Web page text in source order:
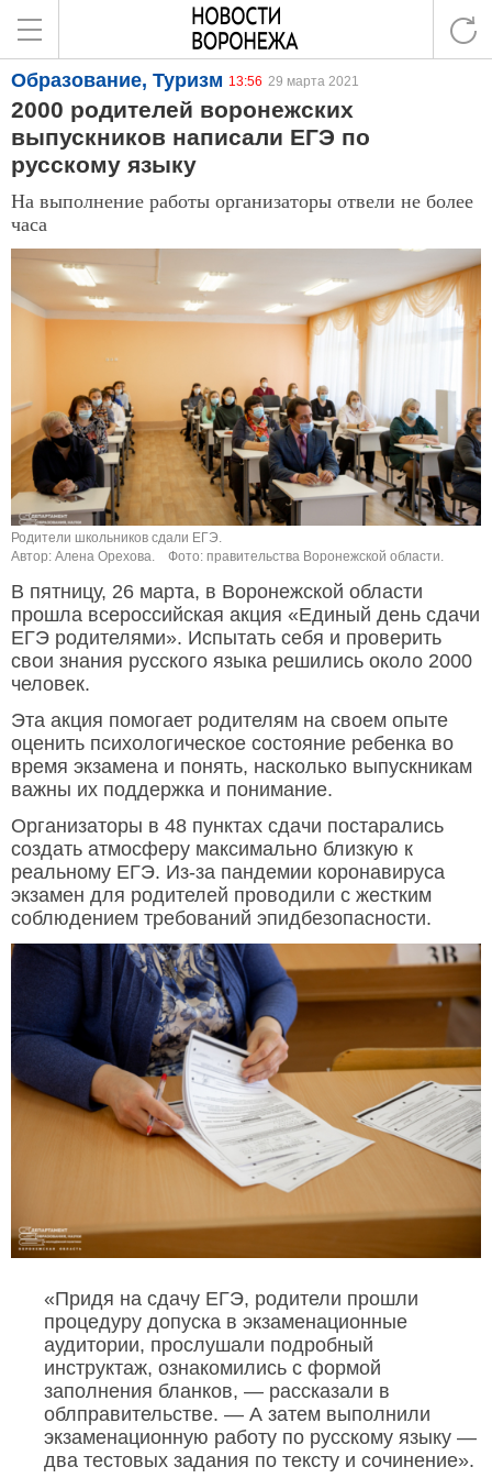
Образование, Туризм 13:56 29 марта 2021
2000 родителей воронежских
выпускников написали ЕГЭ по
русскому языку
На выполнение работы организаторы отвели не более
часа
Родители школьников сдали ЕГЭ.
Автор: Алена Орехова.
Фото: правительства Воронежской области.
В пятницу, 26 марта, в Воронежской области
прошла всероссийская акция «Единый день сдачи
ЕГЭ родителями». Испытать себя и проверить
свои знания русского языка решились около 2000
человек.
Эта акция помогает родителям на своем опыте
оценить психологическое состояние ребенка во
время экзамена и понять, насколько выпускникам
важны их поддержка и понимание.
Организаторы в 48 пунктах сдачи постарались
создать атмосферу максимально близкую к
реальному ЕГЭ. Из-за пандемии коронавируса
экзамен для родителей проводили с жестким
соблюдением требований эпидбезопасности.
«Придя на сдачу ЕГЭ, родители прошли
процедуру допуска в экзаменационные
аудитории, прослушали подробный
инструктаж, ознакомились с формой
заполнения бланков, — рассказали в
облправительстве. — А затем выполнили
экзаменационную работу по русскому языку —
два тестовых задания по тексту и сочинение».